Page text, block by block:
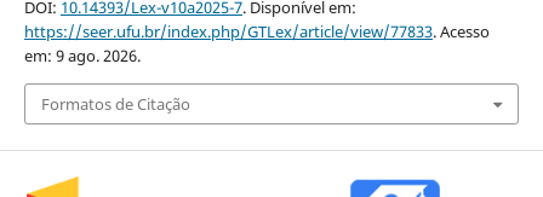
DOI: 10.14393/Lex-v10a2025-7. Disponível em:
https://seer.ufu.br/index.php/GTLex/article/view/77833. Acesso
em: 9 ago. 2026.
Formatos de Citação